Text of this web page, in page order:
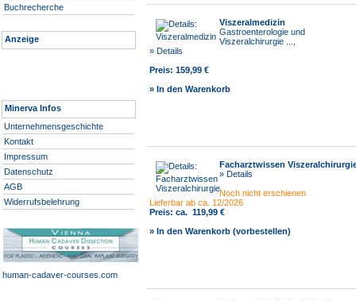
Buchrecherche
Anzeige
Minerva Infos
Unternehmensgeschichte
Kontakt
Impressum
Datenschutz
AGB
Widerrufsbelehrung
human-cadaver-courses.com
Viszeralmedizin
Gastroenterologie und
Viszeralchirurgie ...,
» Details
Preis: 159,99 €
» In den Warenkorb
Facharztwissen
» Details
Noch nicht erschienen
Lieferbar ab ca. 12/2026
Preis: ca. 119,99 €
» In den Warenkorb (vorbestellen)